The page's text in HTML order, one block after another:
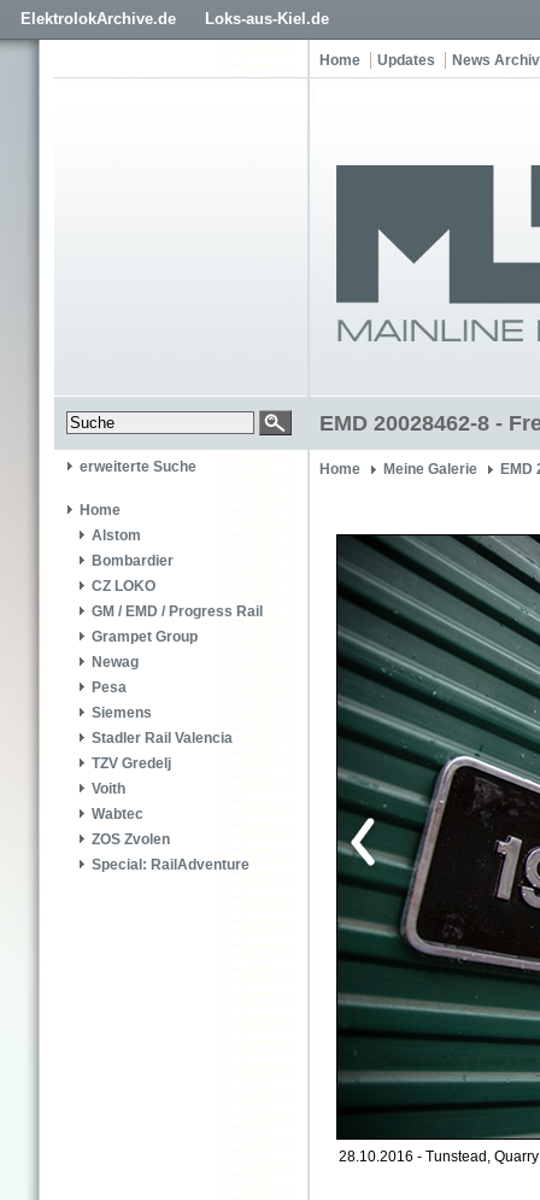
ElektrolokArchive.de Loks-aus-Kiel.de
Home Updates News Archiv
EMD 20028462-8 -
erweiterte Suche
Home
Alstom
Bombardier
CZ LOKO
GM / EMD / Progress Rail
Grampet Group
Newag
Pesa
Siemens
Stadler Rail Valencia
TZV Gredelj
Voith
Wabtec
ZOS Zvolen
Special: RailAdventure
Home Meine Galerie EMD
28.10.2016 - Tunstead,